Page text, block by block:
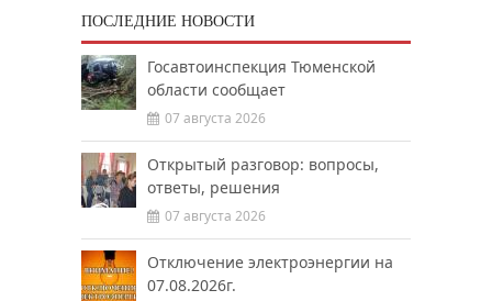
ПОСЛЕДНИЕ НОВОСТИ
Госавтоинспекция Тюменской
области сообщает
07 августа 2026
Открытый разговор: вопросы,
ответы, решения
07 августа 2026
Отключение электроэнергии на
07.08.2026г.